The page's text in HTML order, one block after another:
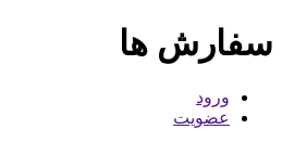
سفارش ها
ورود
عضویت